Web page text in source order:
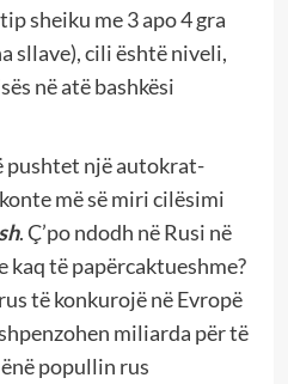
sheiku me 3 apo 4 gra
sllave), cili është niveli,
në atë bashkësi
pushtet një autokrat-
më së miri cilësimi
. Ç’po ndodh në Rusi në
kaq të papërcaktueshme?
të konkurojë në Evropë
miliarda për të
popullin rus